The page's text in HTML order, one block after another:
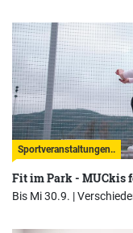
Sportveranstaltungen..
Fit im Park - MUCkis
Bis Mi 30.9. |